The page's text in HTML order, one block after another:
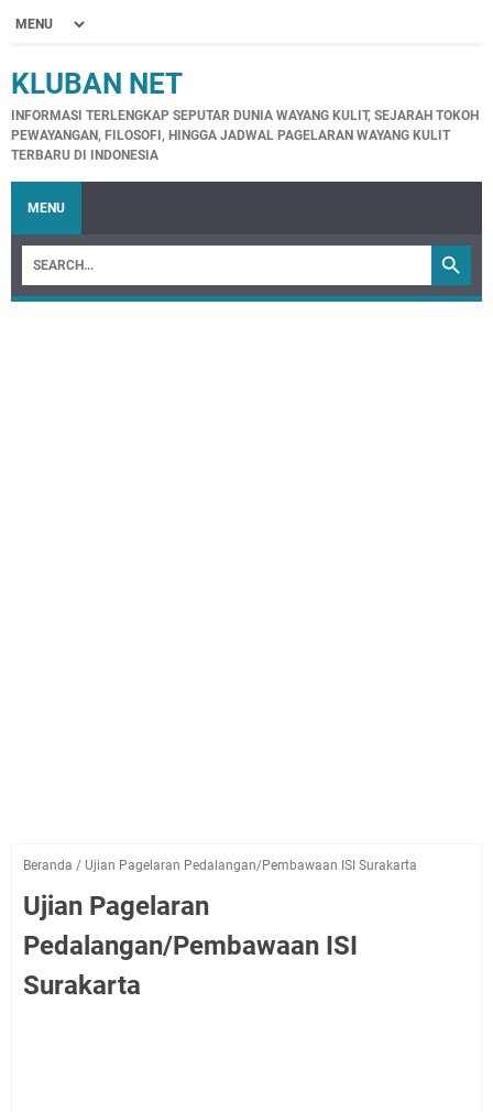
KLUBAN NET
INFORMASI TERLENGKAP SEPUTAR DUNIA WAYANG KULIT, SEJARAH TOKOH
PEWAYANGAN, FILOSOFI, HINGGA JADWAL PAGELARAN WAYANG KULIT
TERBARU DI INDONESIA
MENU
Beranda / Ujian Pagelaran Pedalangan/Pembawaan ISI Surakarta
Ujian Pagelaran
Pedalangan/Pembawaan ISI
Surakarta